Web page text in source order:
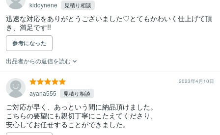
kiddynene 見積り相談
迅速な対応をありがとうございました♡とてもかわいく仕上げて頂
き、満足です!!
参考になった
出品者からの返信を読む
2023年4月10日
ayana555 見積り相談
ご対応が早く、あっという間に納品頂けました。
こちらの要望にも親切丁寧にこたえてくださり、
安心してお任せすることができました。